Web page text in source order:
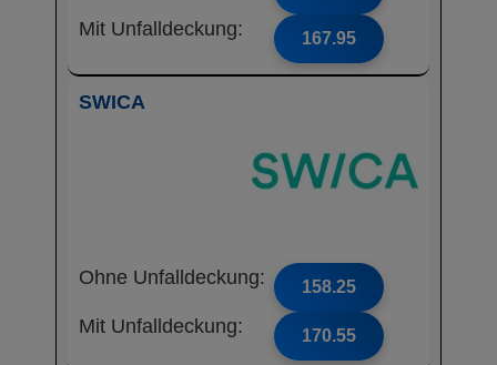
Mit Unfalldeckung: 167.95
SWICA
Ohne Unfalldeckung: 158.25
Mit Unfalldeckung: 170.55